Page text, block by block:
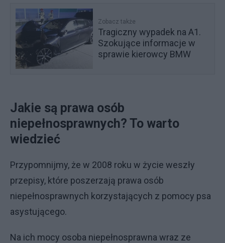
Zobacz także
Tragiczny wypadek na A1.
Szokujące informacje w
sprawie kierowcy BMW
Jakie są prawa osób
niepełnosprawnych? To warto
wiedzieć
Przypomnijmy, że w 2008 roku w życie weszły
przepisy, które poszerzają prawa osób
niepełnosprawnych korzystających z pomocy psa
asystującego.
Na ich mocy osoba niepełnosprawna wraz ze